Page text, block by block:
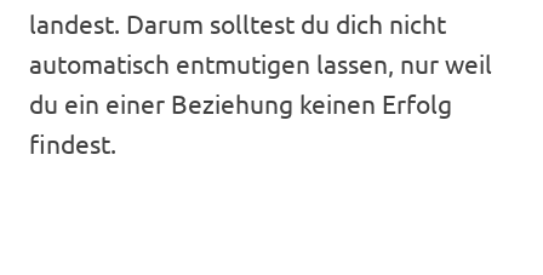
landest. Darum solltest du dich nicht
automatisch entmutigen lassen, nur weil
du ein einer Beziehung keinen Erfolg
findest.